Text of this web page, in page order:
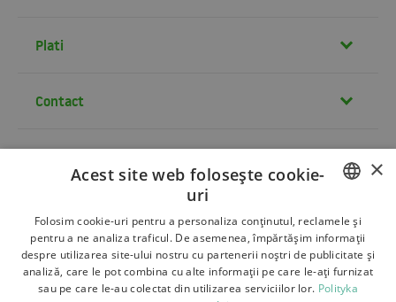
Plati
Contact
Retururi si reclamatii
POLISH
BULGARIAN
CZECH
×
Acest site web folosește cookie-
uri
Folosim cookie-uri pentru a personaliza conținutul, reclamele și
pentru a ne analiza traficul. De asemenea, împărtășim informații
despre utilizarea site-ului nostru cu partenerii noștri de publicitate și
analiză, care le pot combina cu alte informații pe care le-ați furnizat
sau pe care le-au colectat din utilizarea serviciilor lor. Polityka